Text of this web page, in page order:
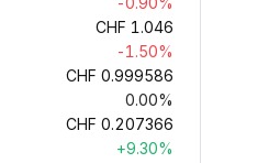
CHF 1.046
-1.50%
CHF 0.999586
0.00%
CHF 0.207366
+9.30%